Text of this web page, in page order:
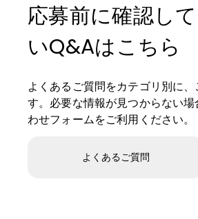
応募前に確認し
いQ&Aはこちら
よくあるご質問をカテゴリ別に
す。必要な情報が見つからない
わせフォームをご利用ください。
よくあるご質問